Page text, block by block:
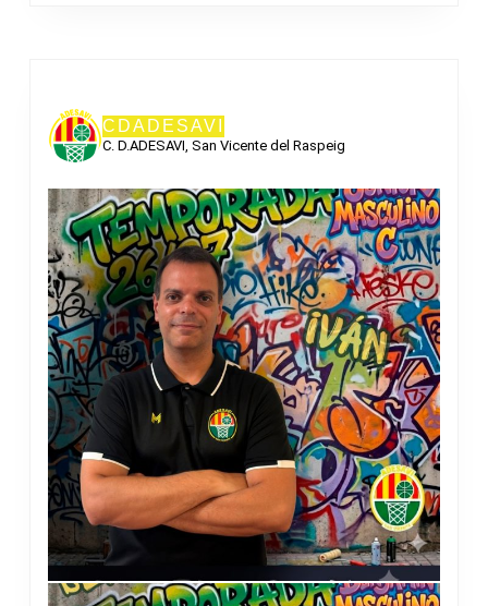
CDADESAVI
C. D.ADESAVI, San Vicente del Raspeig